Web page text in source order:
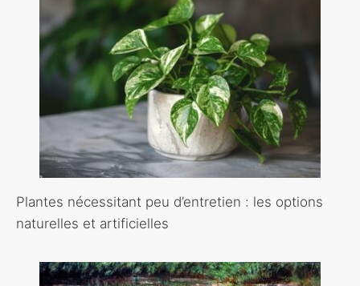
Plantes nécessitant peu d’entretien : les options
naturelles et artificielles